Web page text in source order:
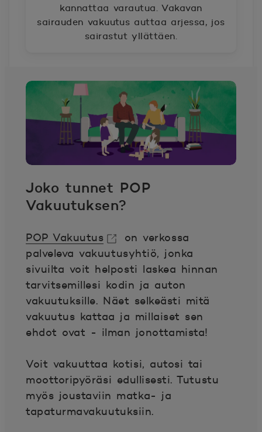
kannattaa varautua. Vakavan
sairauden vakuutus auttaa arjessa, jos
sairastut yllättäen.
Joko tunnet POP
Vakuutuksen?
POP Vakuutus
Avautuu uuteen ikkunaan.
on verkossa
palveleva vakuutusyhtiö, jonka
sivuilta voit helposti laskea hinnan
tarvitsemillesi kodin ja auton
vakuutuksille. Näet selkeästi mitä
vakuutus kattaa ja millaiset sen
ehdot ovat - ilman jonottamista!
Voit vakuuttaa kotisi, autosi tai
moottoripyöräsi edullisesti. Tutustu
myös joustaviin matka- ja
tapaturmavakuutuksiin.